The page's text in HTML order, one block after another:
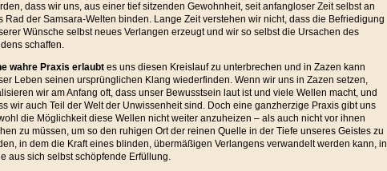
dass wir uns, aus einer tief sitzenden Gewohnheit, seit anfangloser Zeit selbst an
Rad der Samsara-Welten binden. Lange Zeit verstehen wir nicht, dass die Befriedigung
Wünsche selbst neues Verlangen erzeugt und wir so selbst die Ursachen des
schaffen.
wahre Praxis erlaubt es uns diesen Kreislauf zu unterbrechen und in Zazen kann
Leben seinen ursprünglichen Klang wiederfinden. Wenn wir uns in Zazen setzen,
wir am Anfang oft, dass unser Bewusstsein laut ist und viele Wellen macht, und
wir auch Teil der Welt der Unwissenheit sind. Doch eine ganzherzige Praxis gibt uns
die Möglichkeit diese Wellen nicht weiter anzuheizen – als auch nicht vor ihnen
zu müssen, um so den ruhigen Ort der reinen Quelle in der Tiefe unseres Geistes zu
in dem die Kraft eines blinden, übermäßigen Verlangens verwandelt werden kann, in
aus sich selbst schöpfende Erfüllung.